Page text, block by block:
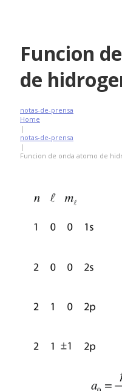
Funcion
de
notas-de-prensa
Home
|
notas-de-prensa
|
Funcion de onda atomo de